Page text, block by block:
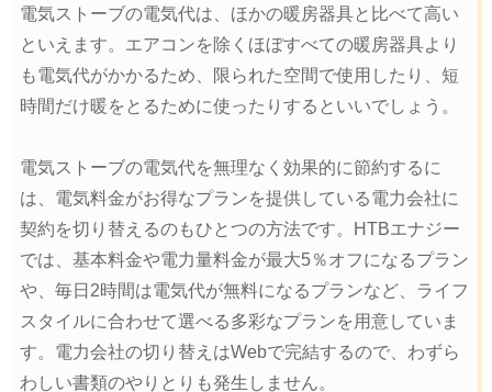
電気ストーブの電気代は、ほかの暖房器具と比べて高い
といえます。エアコンを除くほぼすべての暖房器具より
も電気代がかかるため、限られた空間で使用したり、短
時間だけ暖をとるために使ったりするといいでしょう。
電気ストーブの電気代を無理なく効果的に節約するに
は、電気料金がお得なプランを提供している電力会社に
契約を切り替えるのもひとつの方法です。HTBエナジー
では、基本料金や電力量料金が最大5％オフになるプラン
や、毎日2時間は電気代が無料になるプランなど、ライフ
スタイルに合わせて選べる多彩なプランを用意していま
す。電力会社の切り替えはWebで完結するので、わずら
わしい書類のやりとりも発生しません。